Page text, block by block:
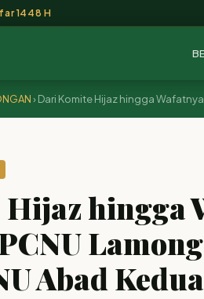
1448 H
›Dari Komite Hijaz hingga
hingga
Abad Kedua